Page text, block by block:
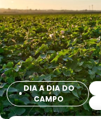
DIA A DIA DO
CAMPO